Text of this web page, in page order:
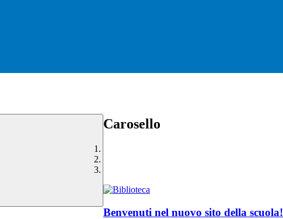
Carosello
Benvenuti nel nuovo sito della scuola!